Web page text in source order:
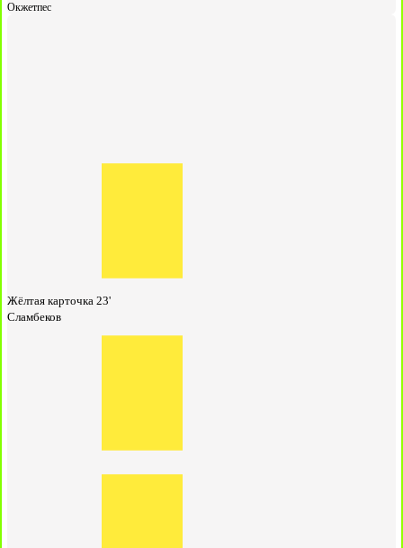
Окжетпес
Жёлтая карточка 23'
Сламбеков